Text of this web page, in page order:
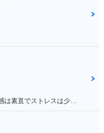
満足ポイント:コンセプトがいい。 操作感は素直でストレスは少ない。 走行に安定感があり、姿勢もいいので疲れにくい。 全体的にバランスが良く、尖っていないので落ち着いてバイクに乗る人は長く乗れると思う。